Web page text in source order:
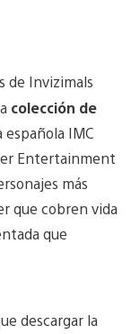
de Invizimals
colección de
española IMC
Entertainment
más
que cobren vida
que
descargar la